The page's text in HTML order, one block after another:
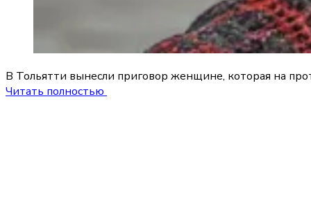
В Тольятти вынесли приговор женщине, которая на
Читать полностью